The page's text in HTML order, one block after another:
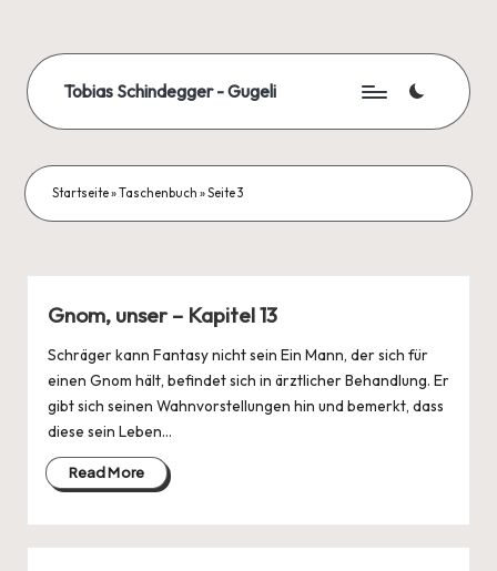
content
Tobias Schindegger - Gugeli
Startseite»Taschenbuch »Seite 3
Gnom, unser – Kapitel 13
Schräger kann Fantasy nicht sein Ein Mann, der sich für
einen Gnom hält, befindet sich in ärztlicher Behandlung. Er
gibt sich seinen Wahnvorstellungen hin und bemerkt, dass
diese sein Leben…
Read More